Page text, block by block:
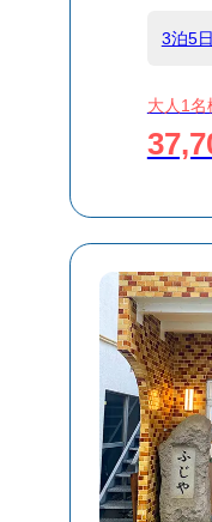
受付
3泊5日
大人1名